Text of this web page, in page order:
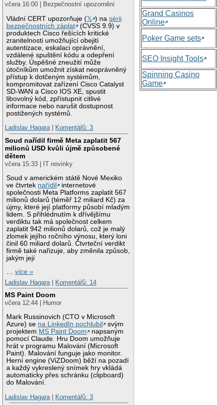
včera 16:00 | Bezpečnostní upozornění
Vládní CERT upozorňuje (𝕏 ) nasérii
bezpečnostních záplat
(CVSS 9.9) v
produktech Cisco řešících kritické
zranitelnosti umožňující obejití
autentizace, eskalaci oprávnění,
vzdálené spuštění kódu a odepření
služby. Úspěšné zneužití může
útočníkům umožnit získat neoprávněný
přístup k dotčeným systémům,
kompromitovat zařízení Cisco Catalyst
SD-WAN a Cisco IOS XE, spustit
libovolný kód, zpřístupnit citlivé
informace nebo narušit dostupnost
postižených systémů.
Ladislav Hagara| Komentářů: 3
Soud nařídil firmě Meta zaplatit 567
milionů USD kvůli újmě způsobené
dětem
včera 15:33 | IT novinky
Soud v americkém státě Nové Mexiko
ve čtvrtek nařídil
internetové
společnosti Meta Platforms zaplatit 567
milionů dolarů (téměř 12 miliard Kč) za
újmy, které její platformy působí mladým
lidem. S přihlédnutím k dřívějšímu
verdiktu tak má společnost celkem
zaplatit 942 milionů dolarů, což je malý
zlomek jejího ročního výnosu, který loni
činil 60 miliard dolarů. Čtvrteční verdikt
firmě také nařizuje, aby změnila způsob,
jakým její
…více »
Ladislav Hagara
Komentářů: 14
MS Paint Doom
včera 12:44 | Humor
Mark Russinovich (CTO v Microsoft
Azure) se na LinkedIn pochlubil
svým
projektem MS Paint Doom
napsaným
pomocí Claude. Hru Doom umožňuje
hrát v programu Malování (Microsoft
Paint). Malování funguje jako monitor.
Herní engine (ViZDoom) běží na pozadí
a každý vykreslený snímek hry vkládá
automaticky přes schránku (clipboard)
do Malování.
Ladislav Hagara
Komentářů: 3
Grand Casinos
Online
Poker Game sets
SEO Insight Tools
Spinning Casino
Game